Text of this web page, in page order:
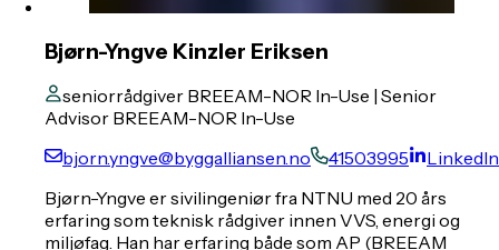
Bjørn-Yngve Kinzler Eriksen
seniorrådgiver BREEAM-NOR In-Use | Senior
Advisor BREEAM-NOR In-Use
bjorn.yngve@byggalliansen.no
41503995
LinkedIn
Bjørn-Yngve er sivilingeniør fra NTNU med 20 års
erfaring som teknisk rådgiver innen VVS, energi og
miljøfag. Han har erfaring både som AP (BREEAM